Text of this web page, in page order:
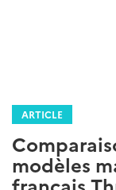
ARTICLE
modèles